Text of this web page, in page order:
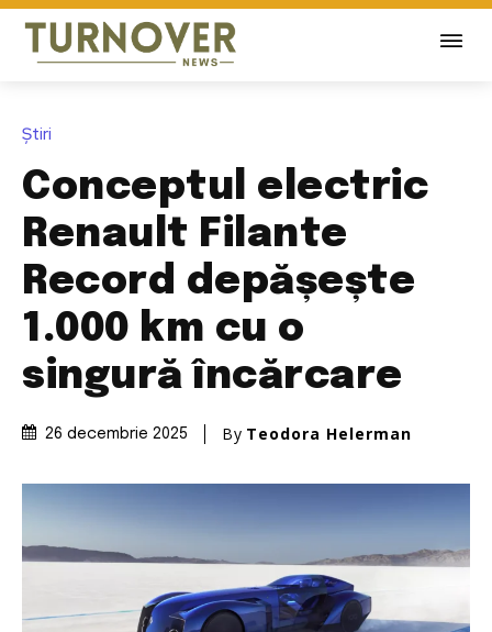
Știri
Conceptul electric
Renault Filante
Record depășește
1.000 km cu o
singură încărcare
26 decembrie 2025 By Teodora Helerman